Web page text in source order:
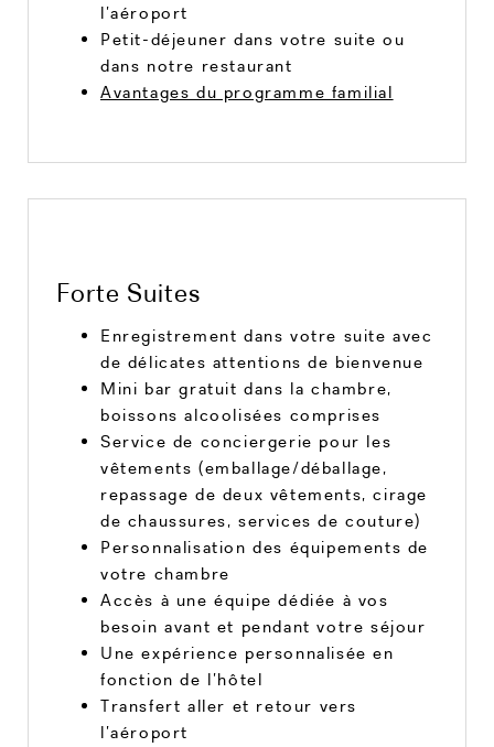
l’aéroport
Petit-déjeuner dans votre suite ou
dans notre restaurant
Avantages du programme familial
Forte Suites
Enregistrement dans votre suite avec
de délicates attentions de bienvenue
Mini bar gratuit dans la chambre,
boissons alcoolisées comprises
Service de conciergerie pour les
vêtements (emballage/déballage,
repassage de deux vêtements, cirage
de chaussures, services de couture)
Personnalisation des équipements de
votre chambre
Accès à une équipe dédiée à vos
besoin avant et pendant votre séjour
Une expérience personnalisée en
fonction de l’hôtel
Transfert aller et retour vers
l’aéroport